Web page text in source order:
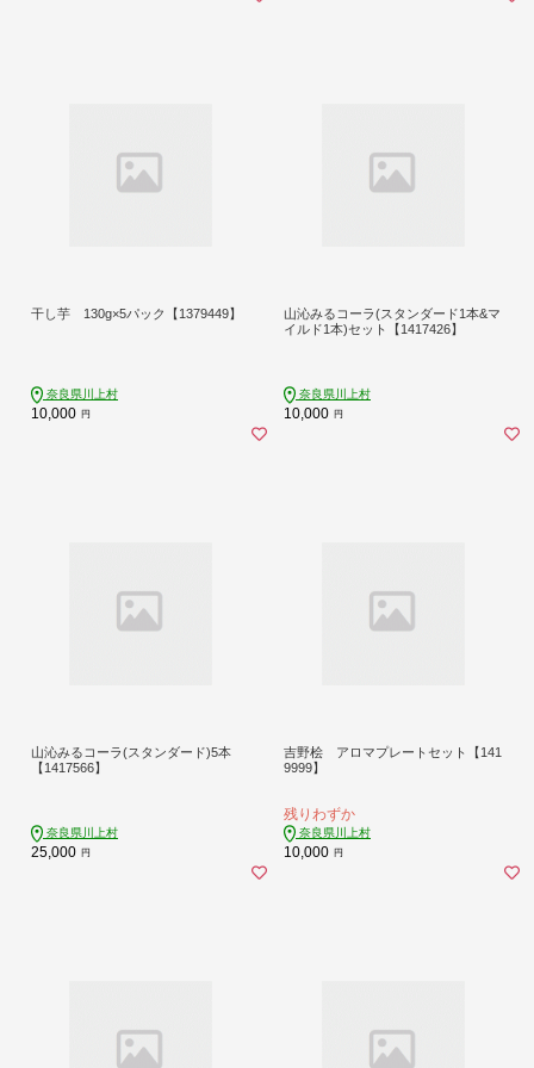
干し芋 130g×5パック【1379449】
奈良県川上村
10,000 円
山沁みるコーラ(スタンダード1本&マ
イルド1本)セット【1417426】
奈良県川上村
10,000 円
山沁みるコーラ(スタンダード)5本
【1417566】
奈良県川上村
25,000 円
吉野桧 アロマプレートセット【141
9999】
残りわずか
奈良県川上村
10,000 円